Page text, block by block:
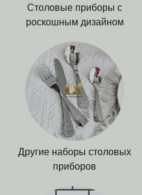
Столовые приборы с
роскошным дизайном
Другие наборы столовых
приборов